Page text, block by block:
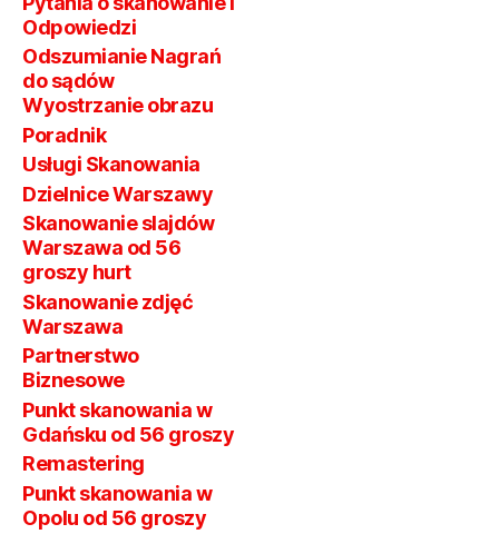
Odpowiedzi
Odszumianie Nagrań
do sądów
Wyostrzanie obrazu
Poradnik
Usługi Skanowania
Dzielnice Warszawy
Skanowanie slajdów
Warszawa od 56
groszy hurt
Skanowanie zdjęć
Warszawa
Partnerstwo
Biznesowe
Punkt skanowania w
Gdańsku od 56 groszy
Remastering
Punkt skanowania w
Opolu od 56 groszy